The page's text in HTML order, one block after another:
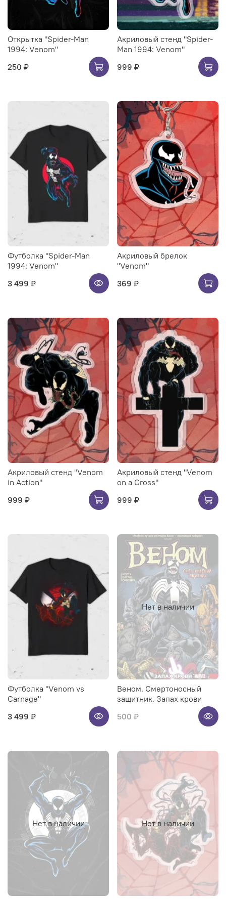
Открытка "Spider-Man
1994: Venom"
250 ₽
Акриловый стенд "Spider-
Man 1994: Venom"
999 ₽
Футболка "Spider-Man
1994: Venom"
3 499 ₽
Акриловый брелок
"Venom"
369 ₽
Акриловый стенд "Venom
in Action"
999 ₽
Акриловый стенд "Venom
on a Cross"
999 ₽
Футболка "Venom vs
Carnage"
3 499 ₽
Нет в наличии
Веном. Смертоносный
защитник. Запах крови
500 ₽
Нет в наличии Нет в наличии